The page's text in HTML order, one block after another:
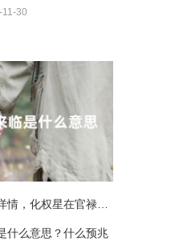
30
什么意思？什么预兆